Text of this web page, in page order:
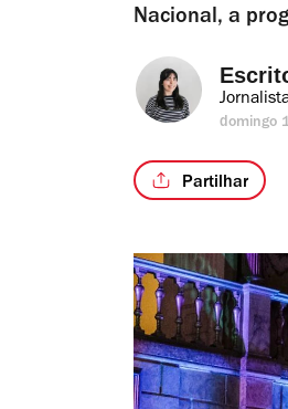
Nacional, a
domingo
Partilhar